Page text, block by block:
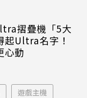
摺疊機「5大
起Ultra名字！
心動
遊戲主機